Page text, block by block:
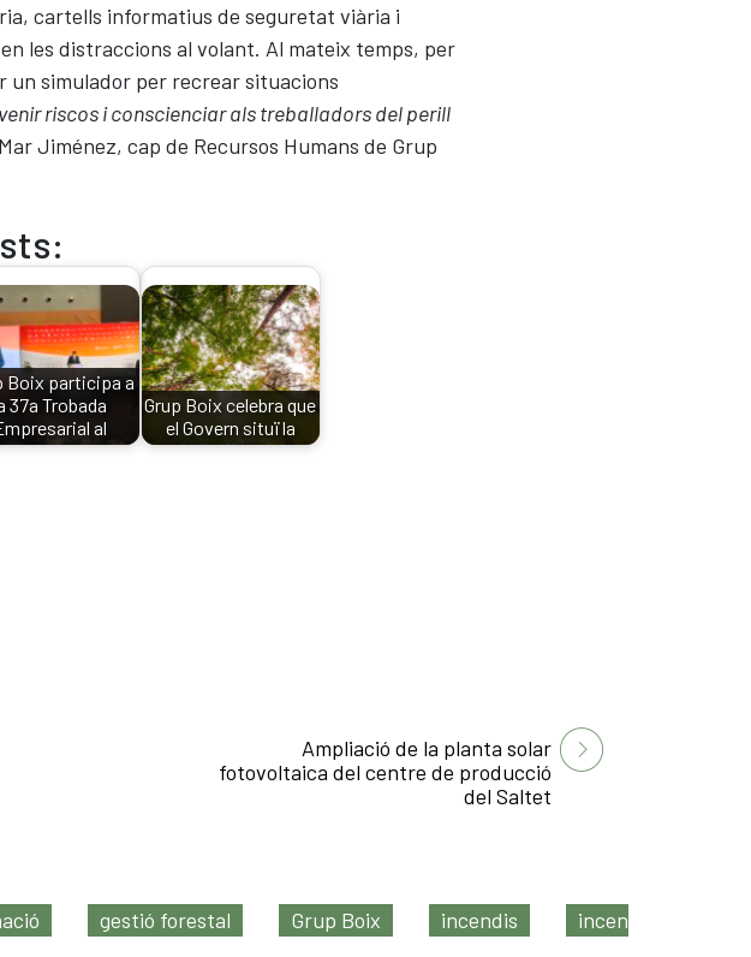
cartells informatius de seguretat viària i
les distraccions al volant. Al mateix temps, per
un simulador per recrear situacions
riscos i conscienciar als treballadors del perill
Jiménez, cap de Recursos Humans de Grup
Boix participa a
37a Trobada
al
Pirineu
Grup Boix celebra que
el Govern situï la
gestió…
Ampliació de la planta solar
fotovoltaica del centre de producció
del Saltet
gestió forestal Grup Boix incendis incendis forestals